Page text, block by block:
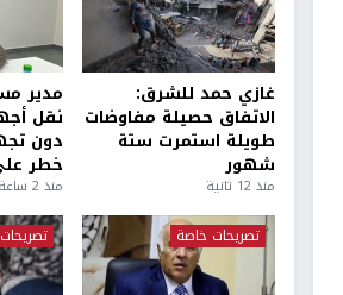
غازي حمد للشرق:
الاتفاق حصيلة مفاوضات
طويلة استمرت ستة
شهور
منذ 12 ثانية
مدير
نقل
دون
خطر
منذ 2 ساعة
تصريحات خاصة